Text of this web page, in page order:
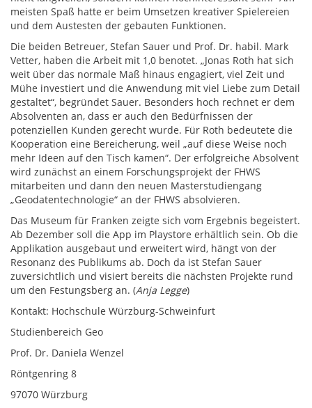
meisten Spaß hatte er beim Umsetzen kreativer Spielereien
und dem Austesten der gebauten Funktionen.
Die beiden Betreuer, Stefan Sauer und Prof. Dr. habil. Mark
Vetter, haben die Arbeit mit 1,0 benotet. „Jonas Roth hat sich
weit über das normale Maß hinaus engagiert, viel Zeit und
Mühe investiert und die Anwendung mit viel Liebe zum Detail
gestaltet“, begründet Sauer. Besonders hoch rechnet er dem
Absolventen an, dass er auch den Bedürfnissen der
potenziellen Kunden gerecht wurde. Für Roth bedeutete die
Kooperation eine Bereicherung, weil „auf diese Weise noch
mehr Ideen auf den Tisch kamen“. Der erfolgreiche Absolvent
wird zunächst an einem Forschungsprojekt der FHWS
mitarbeiten und dann den neuen Masterstudiengang
„Geodatentechnologie“ an der FHWS absolvieren.
Das Museum für Franken zeigte sich vom Ergebnis begeistert.
Ab Dezember soll die App im Playstore erhältlich sein. Ob die
Applikation ausgebaut und erweitert wird, hängt von der
Resonanz des Publikums ab. Doch da ist Stefan Sauer
zuversichtlich und visiert bereits die nächsten Projekte rund
um den Festungsberg an. (Anja Legge)
Kontakt: Hochschule Würzburg-Schweinfurt
Studienbereich Geo
Prof. Dr. Daniela Wenzel
Röntgenring 8
97070 Würzburg